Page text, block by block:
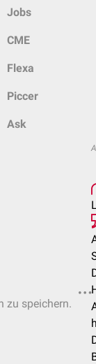
Jobs
CME
Flexa
Piccer
Ask
zu speichern.
A